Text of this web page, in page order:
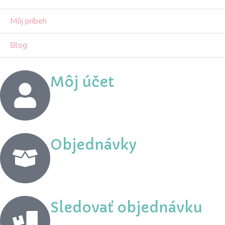
Môj príbeh
Blog
Môj účet
Objednávky
Sledovať objednávku